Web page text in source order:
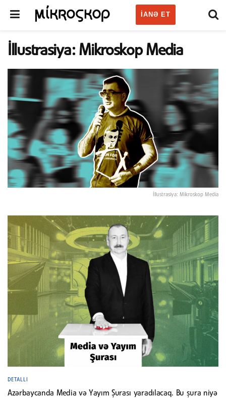
IANƏ ET
İllustrasiya: Mikroskop Media
İllustrasiya: Mikroskop Media
DETALLI
Azərbaycanda Media və Yayım Şurası yaradılacaq. Bu şura niyə